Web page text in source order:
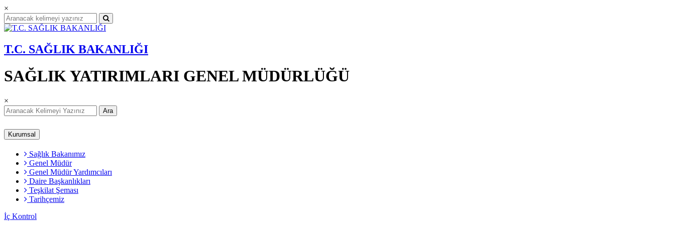
×
T.C. SAĞLIK BAKANLIĞI
SAĞLIK YATIRIMLARI GENEL MÜDÜRLÜĞÜ
×
Ara
Kurumsal
Sağlık Bakanımız
Genel Müdür
Genel Müdür Yardımcıları
Daire Başkanlıkları
Teşkilat Şeması
Tarihçemiz
İç Kontrol